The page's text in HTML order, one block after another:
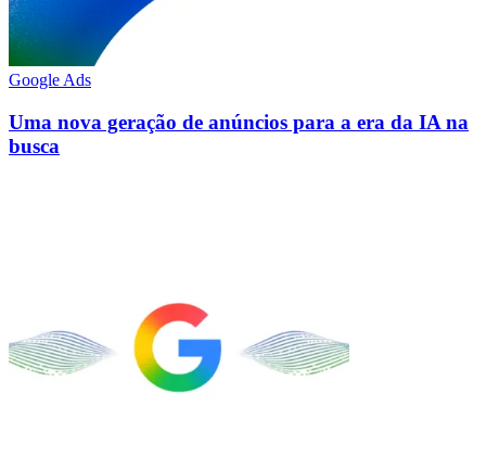
Google Ads
Uma nova geração de anúncios para a era da IA na
busca